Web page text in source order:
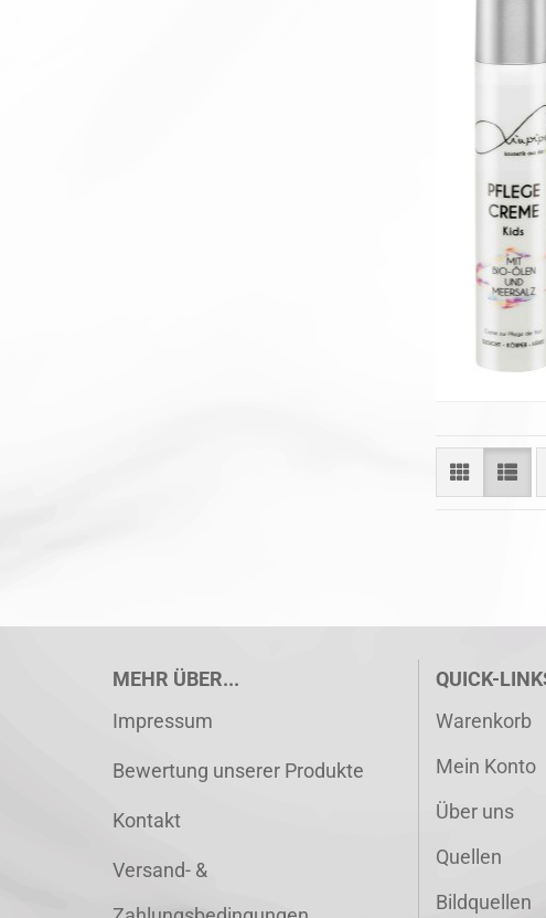
MEHR ÜBER...
Impressum
Bewertung unserer Produkte
Kontakt
Versand- &
QUICK-
Warenkorb
Mein Konto
Über uns
Quellen
Bildquellen